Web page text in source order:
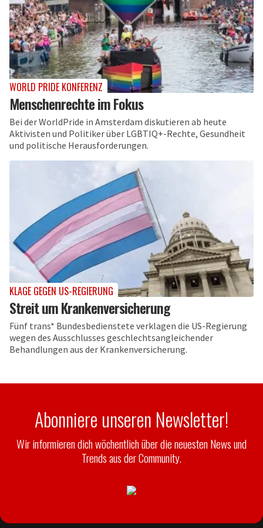
WORLD PRIDE KONFERENZ
Menschenrechte im Fokus
Bei der WorldPride in Amsterdam diskutieren ab heute
Aktivisten und Politiker über LGBTIQ+-Rechte, Gesundheit
und politische Herausforderungen.
KLAGE GEGEN US-REGIERUNG
Streit um Krankenversicherung
Fünf trans* Bundesbedienstete verklagen die US-Regierung
wegen des Ausschlusses geschlechtsangleichender
Behandlungen aus der Krankenversicherung.
Abonniere unseren Newsletter!
Wir informieren dich wöchentlich über die neuesten News und
Trends aus der Community.